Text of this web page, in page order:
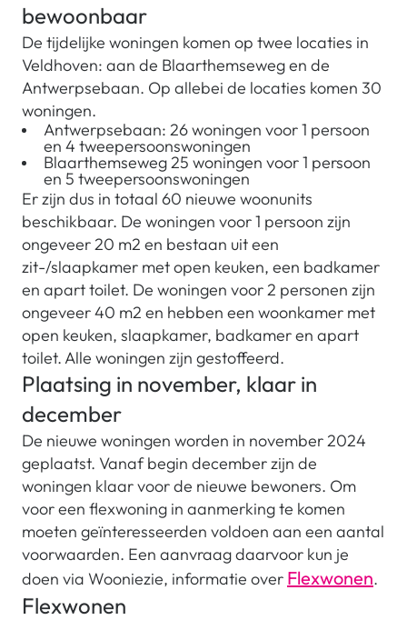
bewoonbaar
De tijdelijke woningen komen op twee locaties in
Veldhoven: aan de Blaarthemseweg en de
Antwerpsebaan. Op allebei de locaties komen 30
woningen.
Antwerpsebaan: 26 woningen voor 1 persoon
en 4 tweepersoonswoningen
Blaarthemseweg 25 woningen voor 1 persoon
en 5 tweepersoonswoningen
Er zijn dus in totaal 60 nieuwe woonunits
beschikbaar. De woningen voor 1 persoon zijn
ongeveer 20 m2 en bestaan uit een
zit-/slaapkamer met open keuken, een badkamer
en apart toilet. De woningen voor 2 personen zijn
ongeveer 40 m2 en hebben een woonkamer met
open keuken, slaapkamer, badkamer en apart
toilet. Alle woningen zijn gestoffeerd.
Plaatsing in november, klaar in
december
De nieuwe woningen worden in november 2024
geplaatst. Vanaf begin december zijn de
woningen klaar voor de nieuwe bewoners. Om
voor een flexwoning in aanmerking te komen
moeten geïnteresseerden voldoen aan een aantal
voorwaarden. Een aanvraag daarvoor kun je
doen via Wooniezie, informatie over Flexwonen.
Flexwonen